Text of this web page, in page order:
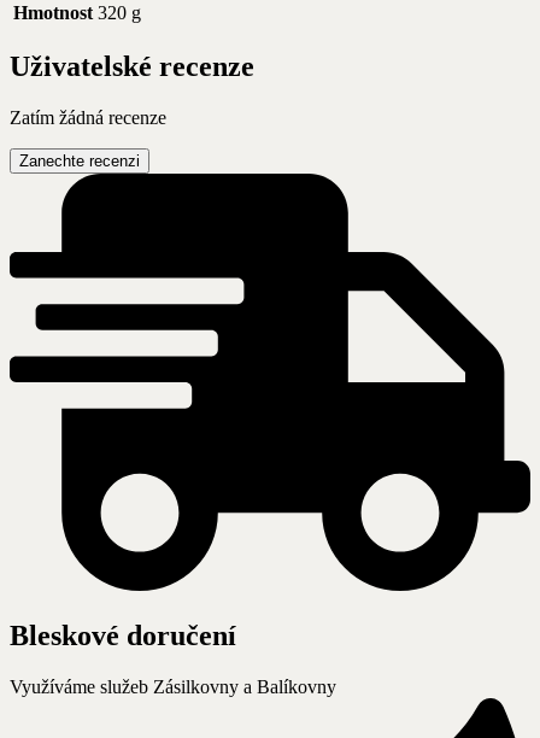
Hmotnost 320 g
Uživatelské recenze
Zatím žádná recenze
Zanechte recenzi
Bleskové doručení
Využíváme služeb Zásilkovny a Balíkovny